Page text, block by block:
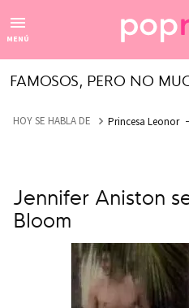
MENÚ
FAMOSOS, PERO NO
HOY SE HABLA DE Princesa Leonor
Jennifer Aniston
Bloom